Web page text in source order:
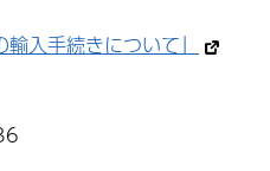
入手続きについて」